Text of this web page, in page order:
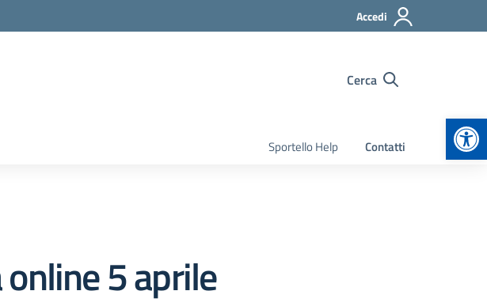
Accedi
Cerca
Sportello Help Contatti
5 aprile